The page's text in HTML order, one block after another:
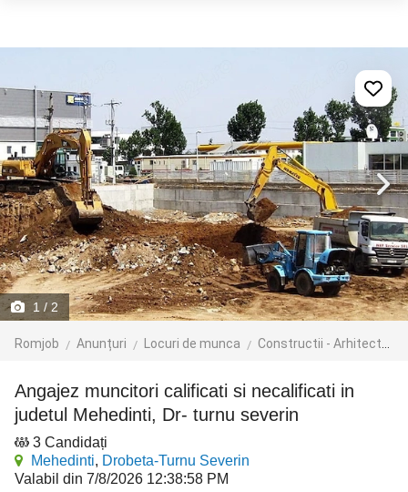
1 / 2
Romjob Anunțuri Locuri de munca Constructii - Arhitectura - Design
angajez muncitori calificati si necalificati in
judetul Mehedinti, Dr- turnu severin
3 Candidați
Mehedinti, Drobeta-Turnu Severin
Valabil din 7/8/2026 12:38:58 PM